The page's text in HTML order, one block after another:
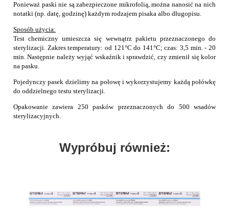
Ponieważ paski nie są zabezpieczone mikrofolią, można nanosić na nich
notatki (np. datę, godzinę) każdym rodzajem pisaka albo długopisu.
Sposób użycia:
Test chemiczny umieszcza się wewnątrz pakietu przeznaczonego do
sterylizacji. Zakres temperatury: od 121°C do 141°C; czas: 3,5 min. - 20
min. Następnie należy wyjąć wskaźnik i sprawdzić, czy zmienił się kolor
na pasku.
Pojedynczy pasek dzielimy na połowę i wykorzystujemy każdą połówkę
do oddzielnego testu sterylizacji.
Opakowanie zawiera 250 pasków przeznaczonych do 500 wsadów
sterylizacyjnych.
Wypróbuj również: